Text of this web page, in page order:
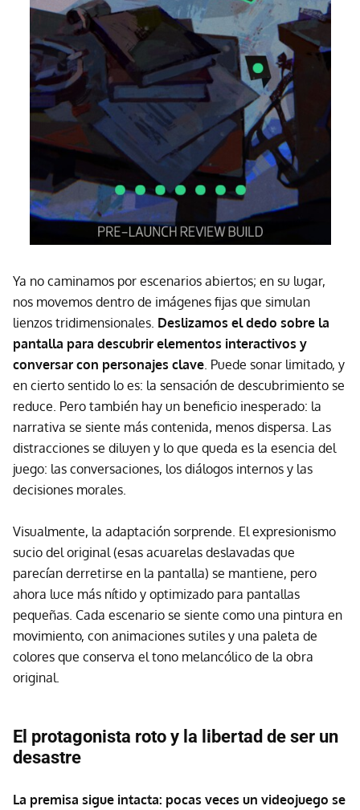
Ya no caminamos por escenarios abiertos; en su lugar,
nos movemos dentro de imágenes fijas que simulan
lienzos tridimensionales. Deslizamos el dedo sobre la
pantalla para descubrir elementos interactivos y
conversar con personajes clave. Puede sonar limitado, y
en cierto sentido lo es: la sensación de descubrimiento se
reduce. Pero también hay un beneficio inesperado: la
narrativa se siente más contenida, menos dispersa. Las
distracciones se diluyen y lo que queda es la esencia del
juego: las conversaciones, los diálogos internos y las
decisiones morales.
Visualmente, la adaptación sorprende. El expresionismo
sucio del original (esas acuarelas deslavadas que
parecían derretirse en la pantalla) se mantiene, pero
ahora luce más nítido y optimizado para pantallas
pequeñas. Cada escenario se siente como una pintura en
movimiento, con animaciones sutiles y una paleta de
colores que conserva el tono melancólico de la obra
original.
El protagonista roto y la libertad de ser un
desastre
La premisa sigue intacta: pocas veces un videojuego se